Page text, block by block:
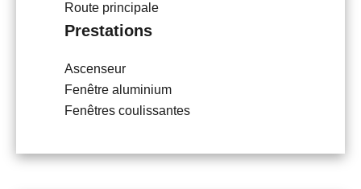
Route principale
Prestations
Ascenseur
Fenêtre aluminium
Fenêtres coulissantes